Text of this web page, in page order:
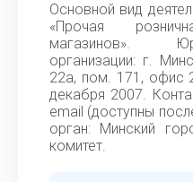
Основной вид
«Прочая
магазинов».
организации: г.
22а, пом. 171, офис
декабря 2007.
email (доступны
орган: Минский
комитет.